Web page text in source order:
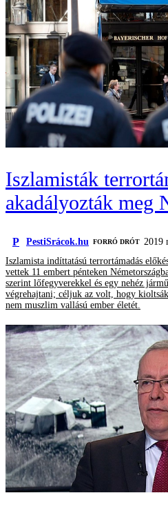
Iszlamisták
akadályozták meg
P PestiSrácok.hu FORRÓ DRÓT 2019
Iszlamista indíttatású terrortámadás
vettek 11 embert pénteken
szerint lőfegyverekkel és egy nehéz
végrehajtani; céljuk az volt, hogy
nem muszlim vallású ember életét.